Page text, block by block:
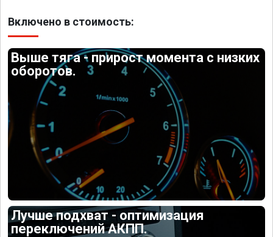
Включено в стоимость:
Выше тяга - прирост момента с низких
оборотов.
Лучше подхват - оптимизация
переключений АКПП.